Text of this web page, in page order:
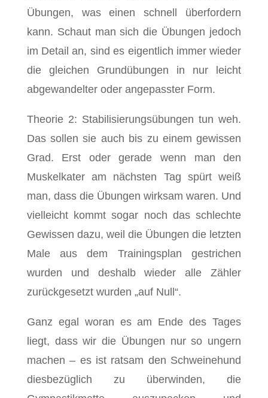
Übungen, was einen schnell überfordern
kann. Schaut man sich die Übungen jedoch
im Detail an, sind es eigentlich immer wieder
die gleichen Grundübungen in nur leicht
abgewandelter oder angepasster Form.
Theorie 2: Stabilisierungsübungen tun weh.
Das sollen sie auch bis zu einem gewissen
Grad. Erst oder gerade wenn man den
Muskelkater am nächsten Tag spürt weiß
man, dass die Übungen wirksam waren. Und
vielleicht kommt sogar noch das schlechte
Gewissen dazu, weil die Übungen die letzten
Male aus dem Trainingsplan gestrichen
wurden und deshalb wieder alle Zähler
zurückgesetzt wurden „auf Null“.
Ganz egal woran es am Ende des Tages
liegt, dass wir die Übungen nur so ungern
machen – es ist ratsam den Schweinehund
diesbezüglich zu überwinden, die